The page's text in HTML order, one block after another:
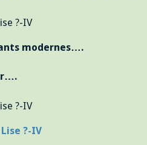
modernes….